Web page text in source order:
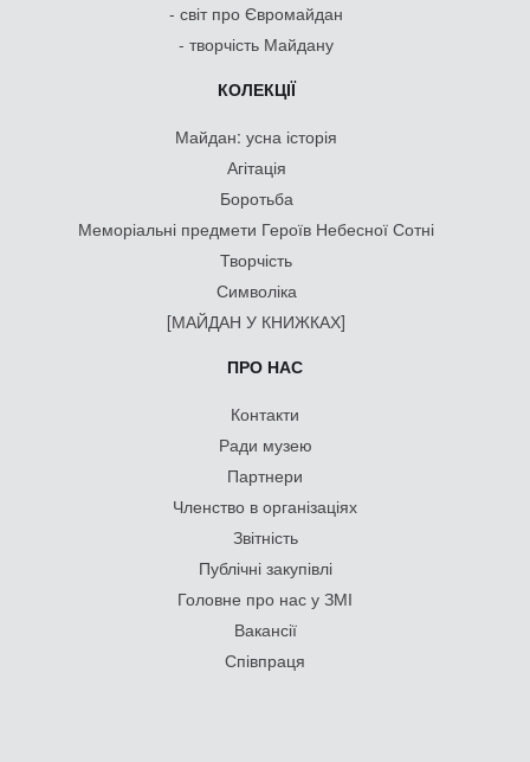
- світ про Євромайдан
- творчість Майдану
КОЛЕКЦІЇ
Майдан: усна історія
Агітація
Боротьба
Меморіальні предмети Героїв Небесної Сотні
Творчість
Символіка
[МАЙДАН У КНИЖКАХ]
ПРО НАС
Контакти
Ради музею
Партнери
Членство в організаціях
Звітність
Публічні закупівлі
Головне про нас у ЗМІ
Вакансії
Співпраця